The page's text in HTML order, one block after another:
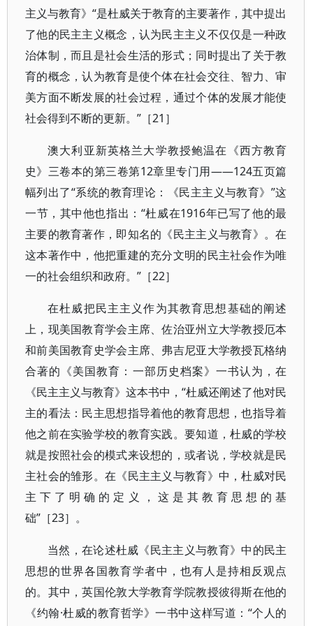
主义与教育》“是杜威关于教育的主要著作，其中提出
了他的民主主义概念，认为民主主义不仅仅是一种政
治体制，而且是社会生活的形式；同时提出了关于教
育的概念，认为教育是使个体在社会交往、智力、审
美方面不断发展的社会过程，通过个体的发展才能使
社会得到不断的更新。”［21］
澳大利亚新英格兰大学教授鲍温在《西方教育
史》三卷本的第三卷第12章里专门用——124五页篇
幅列出了“系统的教育理论：《民主主义与教育》”这
一节，其中他也指出：“杜威在1916年已写了他的最
主要的教育著作，即知名的《民主主义与教育》。在
这本著作中，他把重建的充分文明的民主社会作为唯
一的社会组织和政府。”［22］
在杜威把民主主义作为其教育思想基础的阐述
上，现美国教育学会主席、佐治亚州立大学教授厄本
和前美国教育史学会主席、弗吉尼亚大学教授瓦格纳
合著的《美国教育：一部历史档案》一书认为，在
《民主主义与教育》这本书中，“杜威还阐述了他对民
主的看法：民主思想指导着他的教育思想，也指导着
他之前在实验学校的教育实践。要知道，杜威的学校
就是按照社会的模式来设想的，或者说，学校就是民
主社会的雏形。在《民主主义与教育》中，杜威对民
主下了明确的定义，这是其教育思想的基
础”［23］。
当然，在论述杜威《民主主义与教育》中的民主
思想的世界各国教育学者中，也有人是持相反观点
的。其中，英国伦敦大学教育学院教授彼得斯在他的
《约翰·杜威的教育哲学》一书中这样写道：“个人的